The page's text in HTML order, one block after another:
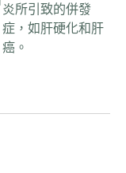
炎所引致的併發
症，如肝硬化和肝
癌。